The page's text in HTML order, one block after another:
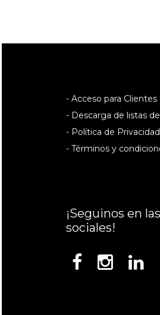
- Acceso para Clientes
- Descarga de listas
- Política de Privacidad
- Términos y
¡Seguinos en
sociales!